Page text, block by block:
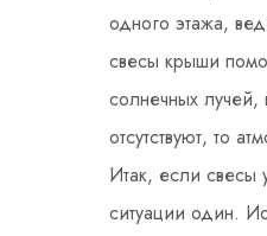
одного этажа,
свесы крыши
солнечных
отсутствуют, то
Итак, если свесы
ситуации один.